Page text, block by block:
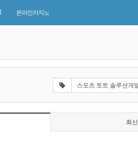
Toggle온라인카지노
최신